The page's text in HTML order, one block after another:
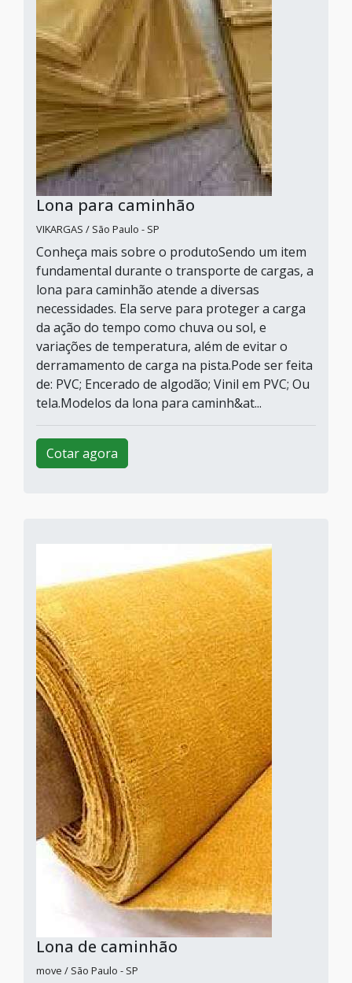
Lona para caminhão
VIKARGAS / São Paulo - SP
Conheça mais sobre o produtoSendo um item
fundamental durante o transporte de cargas, a
lona para caminhão atende a diversas
necessidades. Ela serve para proteger a carga
da ação do tempo como chuva ou sol, e
variações de temperatura, além de evitar o
derramamento de carga na pista.Pode ser feita
de: PVC; Encerado de algodão; Vinil em PVC; Ou
tela.Modelos da lona para caminh&at...
Cotar agora
Lona de caminhão
move / São Paulo - SP